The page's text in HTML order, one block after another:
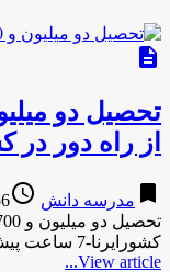
description
از راه دور در
bookmark مدرسه دانش access_time
ago
كشورایرنا-7 ساعت پیش تحصیل دو میلیون و …
View article...